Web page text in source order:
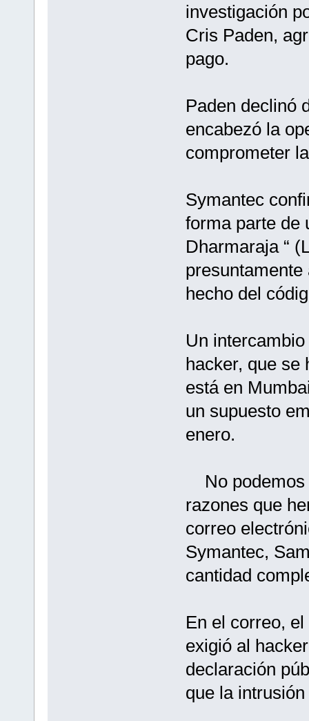
investigación
Cris Paden,
pago.
Paden declinó
encabezó la
comprometer
Symantec
forma parte de
Dharmaraja “
hecho del
Un
hacker, que se
está en
un supuesto
enero.
No podemos
razones que
correo
Symantec,
cantidad
En el correo,
exigió al
declaración
que la